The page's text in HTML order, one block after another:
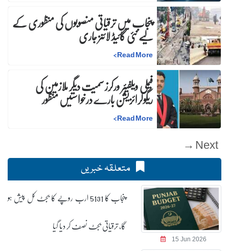
پنجاب میں ترقیاتی منصوبوں کی منظوری کے
لیے نئی گائیڈ لائنز جاری
Read More
>
فیملی ویلفیئر ورکرز سمیت دیگر ملازمین کی
ریگولرائزیشن بارے درخواستیں منظور
Read More
>
Next →
متعلقہ خبریں
15 Jun 2026
پنجاب کا 5131 ارب روپے کا بجٹ کل پیش ہو
گا، ترقیاتی بجٹ نصف کر دیا گیا